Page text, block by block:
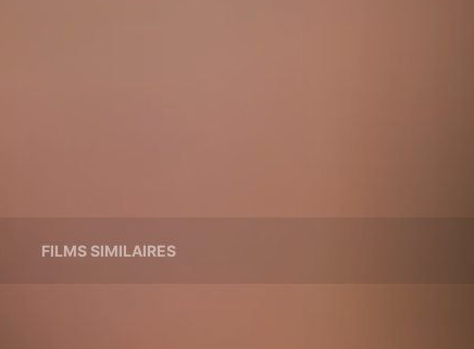
FILMS SIMILAIRES